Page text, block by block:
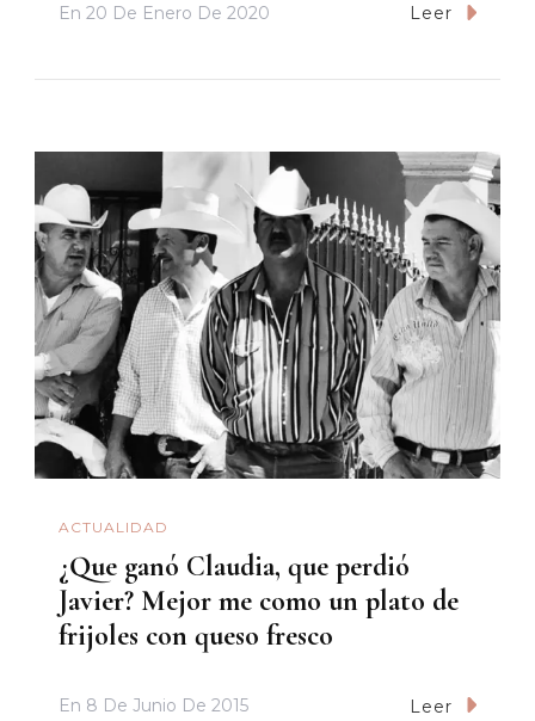
En 20 De Enero De 2020 Leer
ACTUALIDAD
¿Que ganó Claudia, que perdió
Javier? Mejor me como un plato de
frijoles con queso fresco
En 8 De Junio De 2015 Leer